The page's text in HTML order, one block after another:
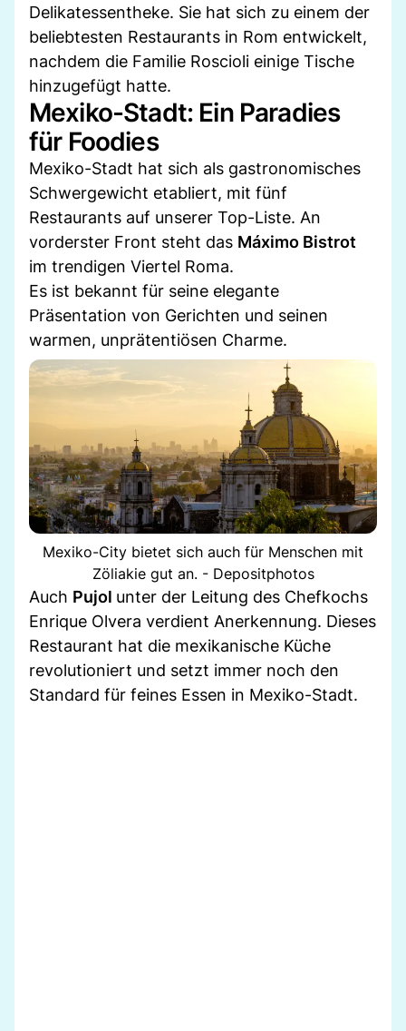
Delikatessentheke. Sie hat sich zu einem der
beliebtesten Restaurants in Rom entwickelt,
nachdem die Familie Roscioli einige Tische
hinzugefügt hatte.
Mexiko-Stadt: Ein Paradies
für Foodies
Mexiko-Stadt hat sich als gastronomisches
Schwergewicht etabliert, mit fünf
Restaurants auf unserer Top-Liste. An
vorderster Front steht das Máximo Bistrot
im trendigen Viertel Roma.
Es ist bekannt für seine elegante
Präsentation von Gerichten und seinen
warmen, unprätentiösen Charme.
Mexiko-City bietet sich auch für Menschen mit
Zöliakie gut an. - Depositphotos
Auch Pujol unter der Leitung des Chefkochs
Enrique Olvera verdient Anerkennung. Dieses
Restaurant hat die mexikanische Küche
revolutioniert und setzt immer noch den
Standard für feines Essen in Mexiko-Stadt.